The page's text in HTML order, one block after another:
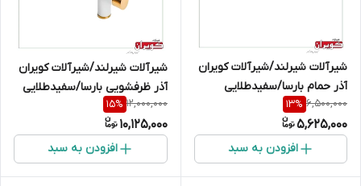
شیرآلات شیرلند/شیرآلات کویران
آذر حمام بارسا/سفیدطلایی
6,500,000
13%
5,625,000
افزودن به سبد
شیرآلات شیرلند/شیرآلات کویران
آذر ظرفشویی بارسا/سفیدطلایی
12,000,000
15%
10,125,000
افزودن به سبد